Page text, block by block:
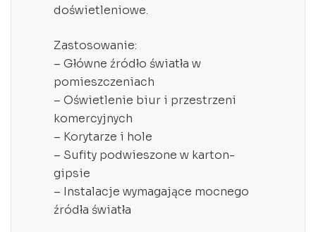
doświetleniowe.
Zastosowanie:
– Główne źródło światła w
pomieszczeniach
– Oświetlenie biur i przestrzeni
komercyjnych
– Korytarze i hole
– Sufity podwieszone w karton-
gipsie
– Instalacje wymagające mocnego
źródła światła